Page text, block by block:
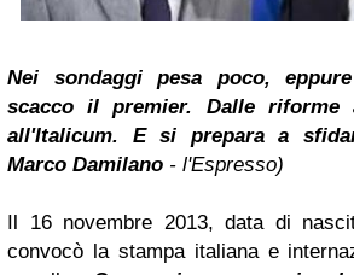
Nei sondaggi pesa poco,
scacco il premier. Dalle riforme
all'Italicum. E si prepara a
Marco Damilano - l'Espresso)
Il 16 novembre 2013, data di
convocò la stampa italiana e